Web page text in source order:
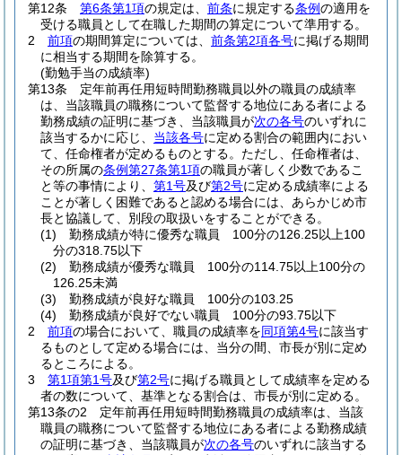
第12条
第6条第1項の規定は、 前条に規定する条例の適用を
受ける職員として在職した期間の算定について準用する。
2
前項の期間算定については、 前条第2項各号に掲げる期間
に相当する期間を除算する。
(勤勉手当の成績率)
第13条
定年前再任用短時間勤務職員以外の職員の成績率
は、当該職員の職務について監督する地位にある者による
勤務成績の証明に基づき、当該職員が次の各号のいずれに
該当するかに応じ、 当該各号に定める割合の範囲内におい
て、任命権者が定めるものとする。 ただし、任命権者は、
その所属の条例第27条第1項の職員が著しく少数であるこ
と等の事情により、 第1号及び第2号に定める成績率による
ことが著しく困難であると認める場合には、あらかじめ市
長と協議して、別段の取扱いをすることができる。
(1)
勤務成績が特に優秀な職員 100分の126.25以上100
分の318.75以下
(2)
勤務成績が優秀な職員 100分の114.75以上100分の
126.25未満
(3)
勤務成績が良好な職員 100分の103.25
(4)
勤務成績が良好でない職員 100分の93.75以下
2
前項の場合において、職員の成績率を同項第4号に該当す
るものとして定める場合には、当分の間、市長が別に定め
るところによる。
3
第1項第1号及び第2号に掲げる職員として成績率を定める
者の数について、基準となる割合は、市長が別に定める。
第13条の2
定年前再任用短時間勤務職員の成績率は、当該
職員の職務について監督する地位にある者による勤務成績
の証明に基づき、当該職員が次の各号のいずれに該当する